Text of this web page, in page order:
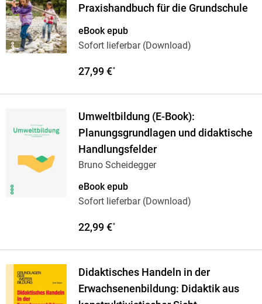
Praxishandbuch für die Grundschule
eBook epub
Sofort lieferbar (Download)
27,99 €*
Umweltbildung (E-Book):
Planungsgrundlagen und didaktische
Handlungsfelder
Bruno Scheidegger
eBook epub
Sofort lieferbar (Download)
22,99 €*
Didaktisches Handeln in der
Erwachsenenbildung: Didaktik aus